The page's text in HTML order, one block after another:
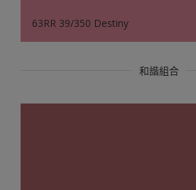
63RR 39/350 Destiny
和諧組合